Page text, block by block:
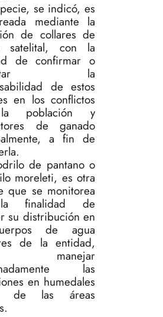
se indicó, es
mediante la
de collares de
satelital, con la
de confirmar o
la
de estos
en los conflictos
población y
de ganado
a fin de
de pantano o
moreleti, es otra
que se monitorea
finalidad de
su distribución en
de agua
de la entidad,
manejar
las
en humedales
de las áreas